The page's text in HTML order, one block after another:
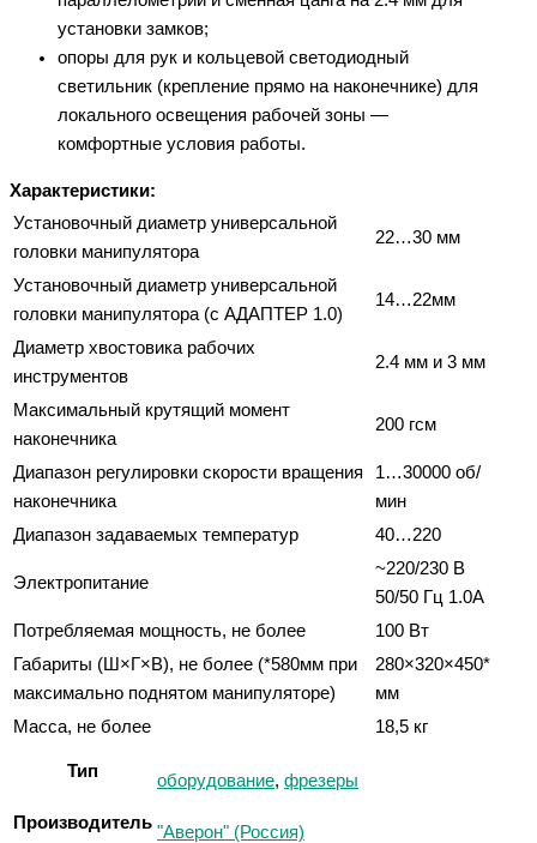
установки замков;
опоры для рук и кольцевой светодиодный
светильник (крепление прямо на наконечнике) для
локального освещения рабочей зоны —
комфортные условия работы.
Характеристики:
Установочный диаметр универсальной
головки манипулятора
22…30 мм
Установочный диаметр универсальной
головки манипулятора (с АДАПТЕР 1.0)
14…22мм
Диаметр хвостовика рабочих
инструментов
2.4 мм и 3 мм
Максимальный крутящий момент
наконечника
200 гсм
Диапазон регулировки скорости вращения
наконечника
1…30000 об/
мин
Диапазон задаваемых температур
40…220
Электропитание
~220/230 В
50/50 Гц 1.0А
Потребляемая мощность, не более
100 Вт
Габариты (Ш×Г×В), не более (*580мм при
максимально поднятом манипуляторе)
280×320×450*
мм
Масса, не более
18,5 кг
Тип оборудование, фрезеры
Производитель "Аверон" (Россия)